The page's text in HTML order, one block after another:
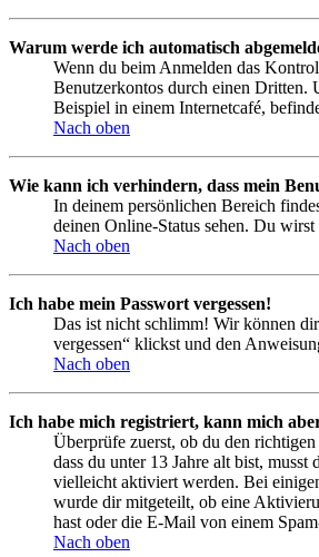
Warum werde ich automatisch
Wenn du beim Anmelden das
Benutzerkontos durch einen Dritten.
Beispiel in einem Internetcafé,
Nach oben
Wie kann ich verhindern, dass mein
In deinem persönlichen Bereich
deinen Online-Status sehen. Du
Nach oben
Ich habe mein Passwort vergessen!
Das ist nicht schlimm! Wir können
vergessen“ klickst und den
Nach oben
Ich habe mich registriert, kann mich
Überprüfe zuerst, ob du den
dass du unter 13 Jahre alt bist,
vielleicht aktiviert werden. Bei
wurde dir mitgeteilt, ob eine
hast oder die E-Mail von einem
Nach oben